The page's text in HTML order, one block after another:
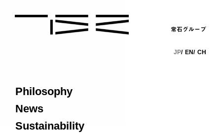
常石グループ
JP EN CH
Philosophy
News
Sustainability